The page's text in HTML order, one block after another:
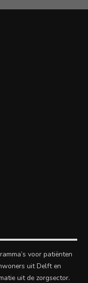
voor patiënten
uit Delft en
uit de zorgsector.